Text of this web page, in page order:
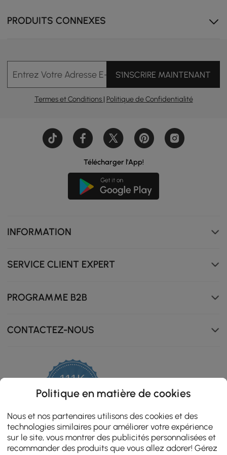
PRODUITS CONNEXES
Entrez Votre Adresse E-mailS'INSCRIRE MAINTENANT
Termes et Conditions | Politique de Confidentialité
Télécharger l'App!
INFORMATION
SERVICE CLIENT EXPERT
PROGRAMME B2B
CONTACTEZ-NOUS
111K
4.8
star
ZERTIFIZIERTE BEWERTUNGEN
Politique en matière de cookies
Nous et nos partenaires utilisons des cookies et des
technologies similaires pour améliorer votre expérience
sur le site, vous montrer des publicités personnalisées et
recommander des produits que vous allez adorer! Gérez